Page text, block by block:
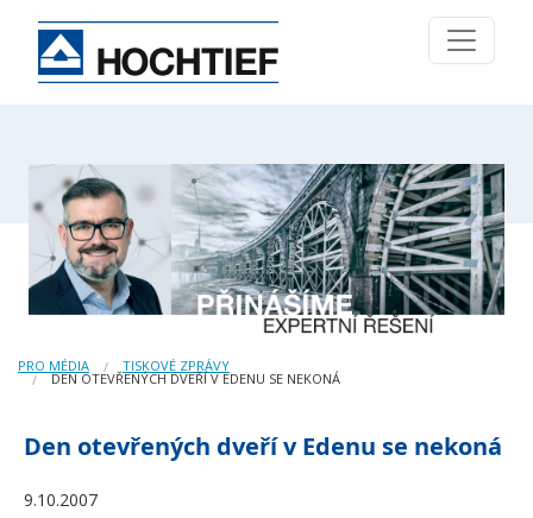
PRO MÉDIA TISKOVÉ ZPRÁVY
DEN OTEVŘENÝCH DVEŘÍ V EDENU SE NEKONÁ
Den otevřených dveří v Edenu se nekoná
9.10.2007